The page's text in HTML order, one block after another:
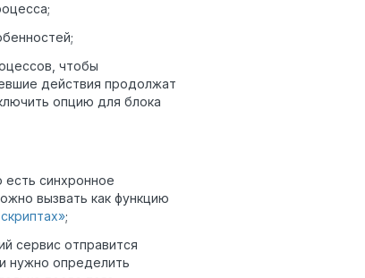
чтобы
действия продолжат
опцию для блока
есть синхронное
вызвать как функцию
;
сервис отправится
нужно определить